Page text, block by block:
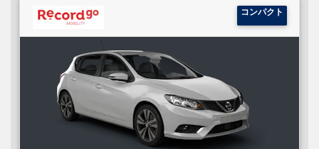
コンパクト